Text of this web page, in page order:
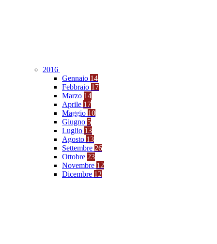
2016
Gennaio 14
Febbraio 17
Marzo 14
Aprile 17
Maggio 10
Giugno 5
Luglio 13
Agosto 13
Settembre 26
Ottobre 23
Novembre 12
Dicembre 12